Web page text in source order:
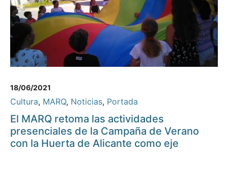
18/06/2021
Cultura, MARQ, Noticias, Portada
El MARQ retoma las actividades
presenciales de la Campaña de Verano
con la Huerta de Alicante como eje